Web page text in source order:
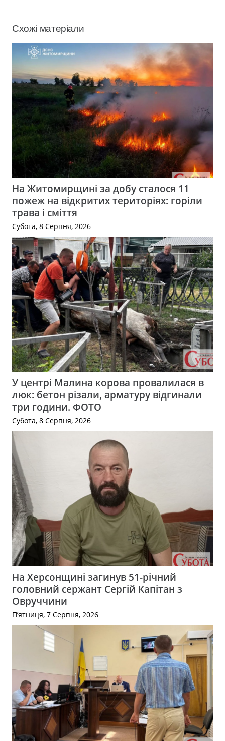
Схожі матеріали
На Житомирщині за добу сталося 11
пожеж на відкритих територіях: горіли
трава і сміття
Субота, 8 Серпня, 2026
У центрі Малина корова провалилася в
люк: бетон різали, арматуру відгинали
три години. ФОТО
Субота, 8 Серпня, 2026
На Херсонщині загинув 51-річний
головний сержант Сергій Капітан з
Овруччини
П’ятниця, 7 Серпня, 2026